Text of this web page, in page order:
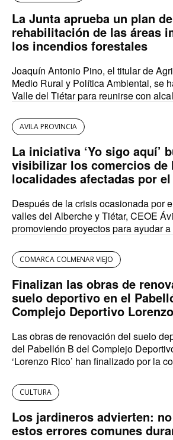
La Junta aprueba un plan
rehabilitación de las áreas
los incendios forestales
Joaquín Antonio Pino, el titular de
Medio Rural y Política Ambiental, se
Valle del Tiétar para reunirse con
AVILA PROVINCIA
La iniciativa ‘Yo sigo aquí’
visibilizar los comercios de
localidades afectadas por
Después de la crisis ocasionada por
valles del Alberche y Tiétar, CEOE
promoviendo proyectos para ayudar a
COMARCA COLMENAR VIEJO
Finalizan las obras de
suelo deportivo en el
Complejo Deportivo
Las obras de renovación del suelo
del Pabellón B del Complejo
‘Lorenzo Rico’ han finalizado por la
CULTURA
Los jardineros advierten:
estos errores comunes